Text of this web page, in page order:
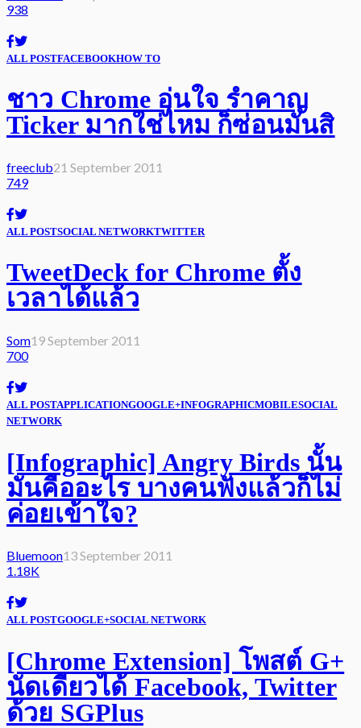
938
ALL POSTFACEBOOKHOW TO
ชาว Chrome อุ่นใจ รำคาญ
Ticker มากใช่ไหม ก็ซ่อนมันสิ
freeclub21 September 2011
749
ALL POSTSOCIAL NETWORKTWITTER
TweetDeck for Chrome ตั้ง
เวลาได้แล้ว
Som19 September 2011
700
ALL POSTAPPLICATIONGOOGLE+INFOGRAPHICMOBILESOCIAL
NETWORK
[Infographic] Angry Birds นั้น
มันคืออะไร บางคนฟังแล้วก็ไม่
ค่อยเข้าใจ?
Bluemoon13 September 2011
1.18K
ALL POSTGOOGLE+SOCIAL NETWORK
[Chrome Extension] โพสต์ G+
นัดเดียวได้ Facebook, Twitter
ด้วย SGPlus